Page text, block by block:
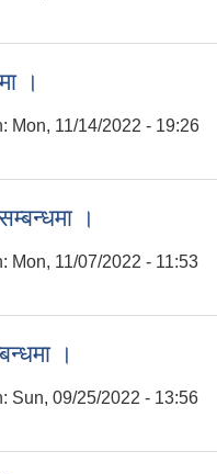
।
Mon, 11/14/2022 - 19:26
सम्बन्धमा ।
Mon, 11/07/2022 - 11:53
।
Sun, 09/25/2022 - 13:56